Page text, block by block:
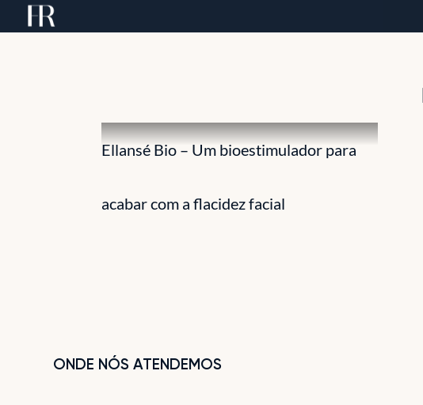
to
Ellansé Bio – Um bioestimulador para
acabar com a flacidez facial
ONDE NÓS ATENDEMOS